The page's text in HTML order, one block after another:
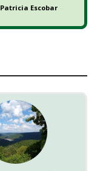
Patricia Escobar -